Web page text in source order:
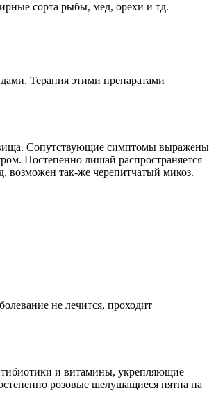
сорта рыбы, мед, орехи и тд.
Терапия этими препаратами
Сопутствующие симптомы выражены
Постепенно лишай распространяется
возможен так-же черепитчатый микоз.
не лечится, проходит
и витамины, укрепляющие
розовые шелушащиеся пятна на